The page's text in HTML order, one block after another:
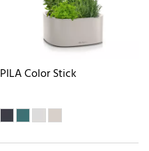
PILA Color Stick